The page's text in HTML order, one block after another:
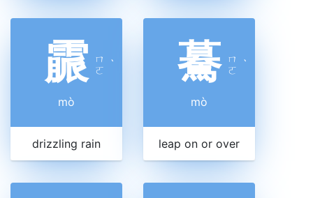
霢 ㄇ
ㄛ ˋ
mò
drizzling rain
驀 ㄇ
ㄛ ˋ
mò
leap on or over